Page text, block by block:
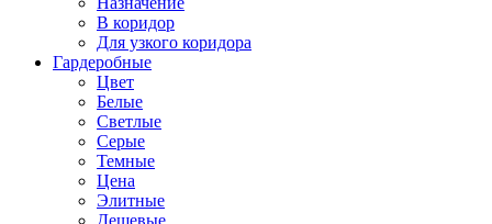
В коридор
Для узкого коридора
Гардеробные
Цвет
Белые
Светлые
Серые
Темные
Цена
Элитные
Дешевые